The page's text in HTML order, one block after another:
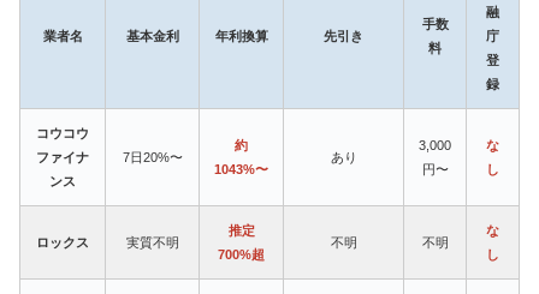
業者名 基本金利 年利換算 先引き
手数
料
融
庁
登
録
コウコウ
ファイナ
ンス
7日20%〜
約
1043%〜
あり
3,000
円〜
な
し
ロックス 実質不明
推定
700%超
不明 不明
な
し